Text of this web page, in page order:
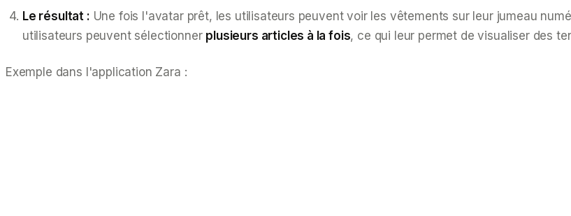
Le résultat : Une fois l'avatar prêt, les utilisateurs peuvent voir les vêtements sur leur jumeau
utilisateurs peuvent sélectionner plusieurs articles à la fois, ce qui leur permet de visualiser des
Exemple dans l'application Zara :